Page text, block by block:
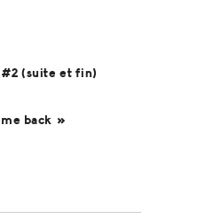
(suite et fin)
back »